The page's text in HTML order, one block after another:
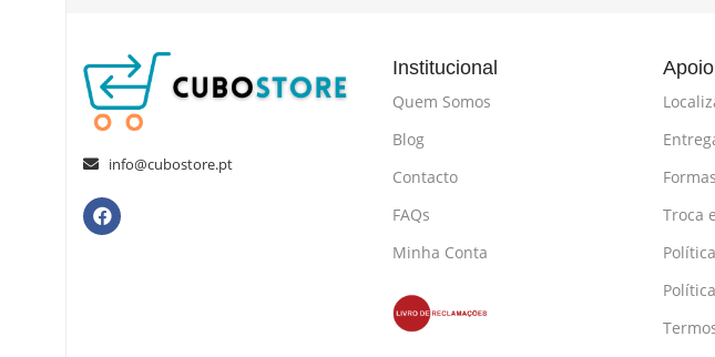
info@cubostore.pt
Institucional
Quem Somos
Blog
Contacto
FAQs
Minha Conta
Troca